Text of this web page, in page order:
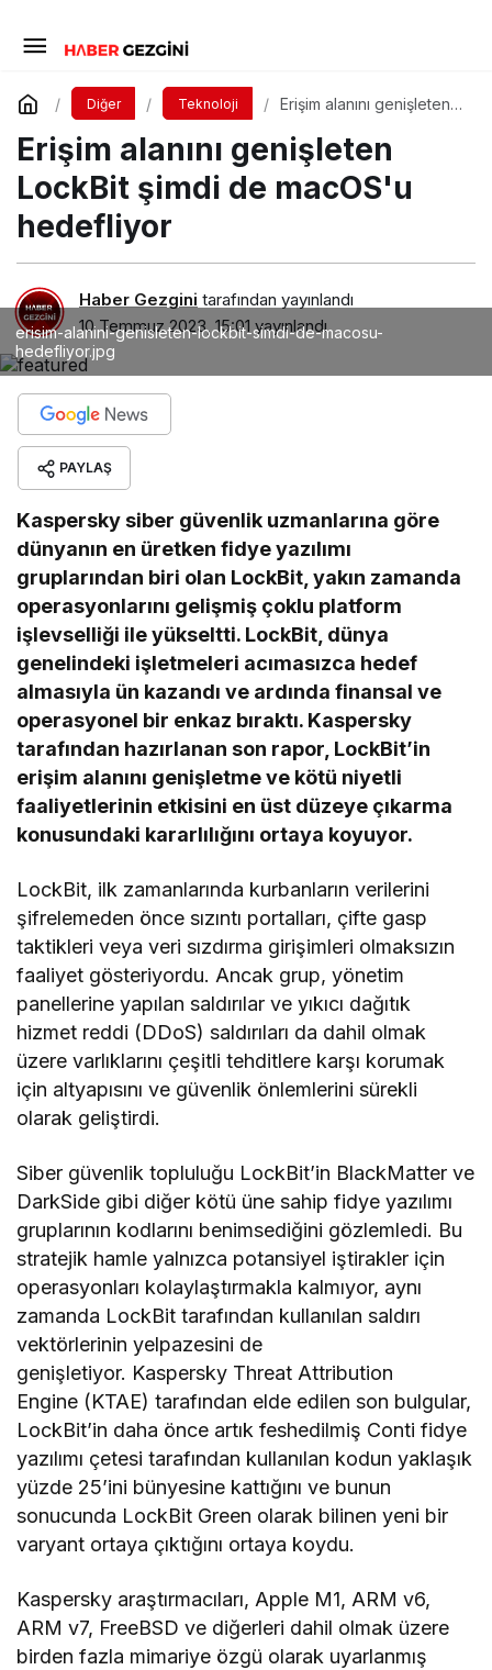
Diğer Teknoloji
Erişim alanını genişleten
macOS'u hedefliyor
Erişim alanını genişleten
LockBit şimdi de macOS'u
hedefliyor
Haber Gezgini tarafından yayınlandı
10 Temmuz 2023, 15:01 yayınlandı
erisim-alanini-genisleten-lockbit-simdi-de-macosu-
hedefliyor.jpg
PAYLAŞ
Kaspersky siber güvenlik uzmanlarına göre
dünyanın en üretken fidye yazılımı
gruplarından biri olan LockBit, yakın zamanda
operasyonlarını gelişmiş çoklu platform
işlevselliği ile yükseltti. LockBit, dünya
genelindeki işletmeleri acımasızca hedef
almasıyla ün kazandı ve ardında finansal ve
operasyonel bir enkaz bıraktı. Kaspersky
tarafından hazırlanan son rapor, LockBit’in
erişim alanını genişletme ve kötü niyetli
faaliyetlerinin etkisini en üst düzeye çıkarma
konusundaki kararlılığını ortaya koyuyor.
LockBit, ilk zamanlarında kurbanların verilerini
şifrelemeden önce sızıntı portalları, çifte gasp
taktikleri veya veri sızdırma girişimleri olmaksızın
faaliyet gösteriyordu. Ancak grup, yönetim
panellerine yapılan saldırılar ve yıkıcı dağıtık
hizmet reddi (DDoS) saldırıları da dahil olmak
üzere varlıklarını çeşitli tehditlere karşı korumak
için altyapısını ve güvenlik önlemlerini sürekli
olarak geliştirdi.
Siber güvenlik topluluğu LockBit’in BlackMatter ve
DarkSide gibi diğer kötü üne sahip fidye yazılımı
gruplarının kodlarını benimsediğini gözlemledi. Bu
stratejik hamle yalnızca potansiyel iştirakler için
operasyonları kolaylaştırmakla kalmıyor, aynı
zamanda LockBit tarafından kullanılan saldırı
vektörlerinin yelpazesini de
genişletiyor. Kaspersky Threat Attribution
Engine (KTAE) tarafından elde edilen son bulgular,
LockBit’in daha önce artık feshedilmiş Conti fidye
yazılımı çetesi tarafından kullanılan kodun yaklaşık
yüzde 25’ini bünyesine kattığını ve bunun
sonucunda LockBit Green olarak bilinen yeni bir
varyant ortaya çıktığını ortaya koydu.
Kaspersky araştırmacıları, Apple M1, ARM v6,
ARM v7, FreeBSD ve diğerleri dahil olmak üzere
birden fazla mimariye özgü olarak uyarlanmış